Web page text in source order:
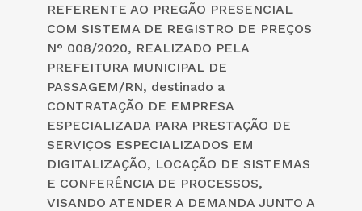
REFERENTE AO PREGÃO PRESENCIAL
COM SISTEMA DE REGISTRO DE PREÇOS
N° 008/2020, REALIZADO PELA
PREFEITURA MUNICIPAL DE
PASSAGEM/RN, destinado a
CONTRATAÇÃO DE EMPRESA
ESPECIALIZADA PARA PRESTAÇÃO DE
SERVIÇOS ESPECIALIZADOS EM
DIGITALIZAÇÃO, LOCAÇÃO DE SISTEMAS
E CONFERÊNCIA DE PROCESSOS,
VISANDO ATENDER A DEMANDA JUNTO A